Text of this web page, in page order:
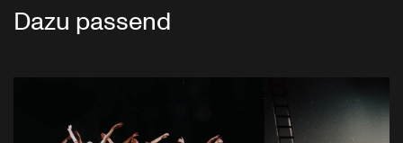
Dazu passend